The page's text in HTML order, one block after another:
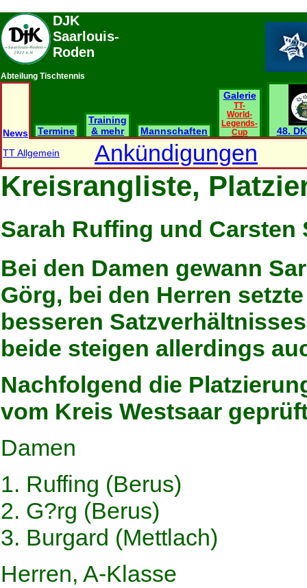
DJK
Saarlouis-
Roden
Abteilung Tischtennis
News Termine
Training
& mehr
Mannschaften
Galerie
TT-
World-
Legends-
Cup
48.
TT Allgemein
Ankündigungen
Kreisrangliste,
Sarah Ruffing und
Bei den Damen gewann
Görg, bei den Herren
besseren
beide steigen allerdings
Nachfolgend die
vom Kreis Westsaar
Damen
1. Ruffing (Berus)
2. G?rg (Berus)
3. Burgard (Mettlach)
Herren, A-Klasse